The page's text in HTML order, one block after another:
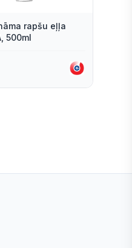
rapšu eļļa
500ml